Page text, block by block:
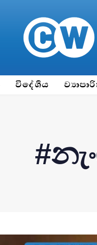
විදේශීය